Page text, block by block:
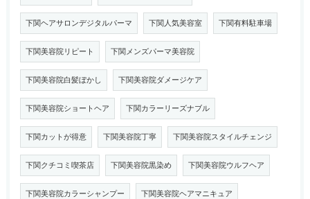
下関ヘアサロンデジタルパーマ 下関人気美容室 下関有料駐車場
下関美容院リピート 下関メンズパーマ美容院
下関美容院白髪ぼかし 下関美容院ダメージケア
下関美容院ショートヘア 下関カラーリーズナブル
下関カットが得意 下関美容院丁寧 下関美容院スタイルチェンジ
下関クチコミ喫茶店 下関美容院黒染め 下関美容院ウルフヘア
下関美容院カラーシャンプー 下関美容院ヘアマニキュア